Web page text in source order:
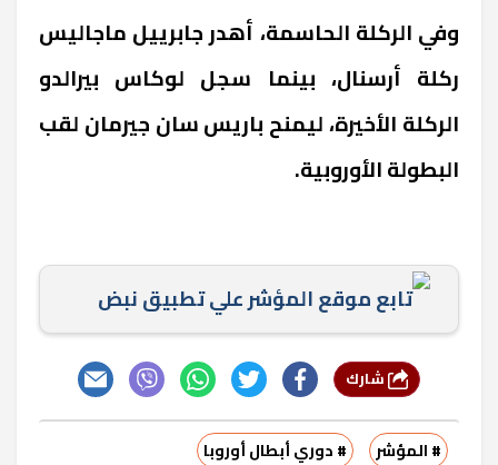
وفي الركلة الحاسمة، أهدر جابرييل ماجاليس
ركلة أرسنال، بينما سجل لوكاس بيرالدو
الركلة الأخيرة، ليمنح باريس سان جيرمان لقب
البطولة الأوروبية.
تابع موقع المؤشر علي تطبيق نبض
# المؤشر # دوري أبطال أوروبا